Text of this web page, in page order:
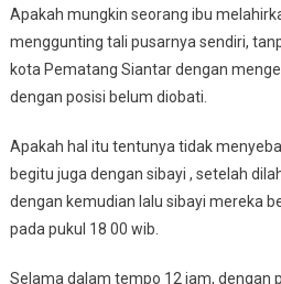
Apakah mungkin seorang ibu
menggunting tali pusarnya sendiri,
kota Pematang Siantar dengan
dengan posisi belum diobati.
Apakah hal itu tentunya tidak
begitu juga dengan sibayi , setelah
dengan kemudian lalu sibayi mereka
pada pukul 18 00 wib.
Selama dalam tempo 12 jam, dengan